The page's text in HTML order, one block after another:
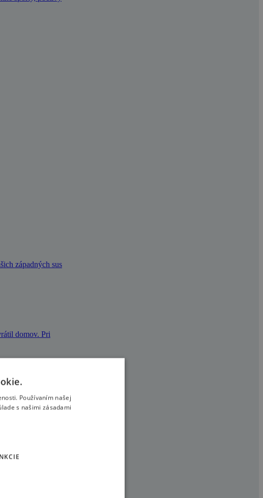
západných sus
domov. Pri
rekreačnú alebo
vo Vysokých Tatrách,
Používaním našej
s našimi zásadami